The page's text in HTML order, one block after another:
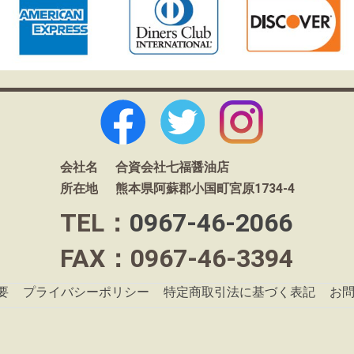
会社名
合資会社七福醤油店
所在地
熊本県阿蘇郡小国町宮原1734-4
TEL： 0967-46-2066
FAX：0967-46-3394
プライバシーポリシー 特定商取引法に基づく表記 お